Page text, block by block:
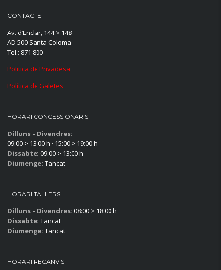
CONTACTE
Av. d’Enclar, 144 > 148
AD 500 Santa Coloma
Tel.: 871 800
Política de Privadesa
Política de Galetes
HORARI CONCESSIONARIS
Dilluns – Divendres:
09:00 > 13:00 h · 15:00 > 19:00 h
Dissabte: 09:00 > 13:00 h
Diumenge: Tancat
HORARI TALLERS
Dilluns – Divendres: 08:00 > 18:00 h
Dissabte: Tancat
Diumenge: Tancat
HORARI RECANVIS